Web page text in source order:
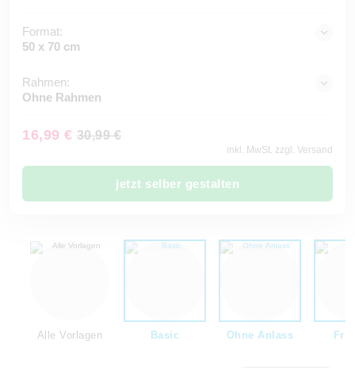
Format:
50 x 70 cm
Rahmen:
Ohne Rahmen
16,99 € 30,99 €
inkl. MwSt. zzgl. Versand
jetzt selber gestalten
Alle Vorlagen Basic Ohne Anlass